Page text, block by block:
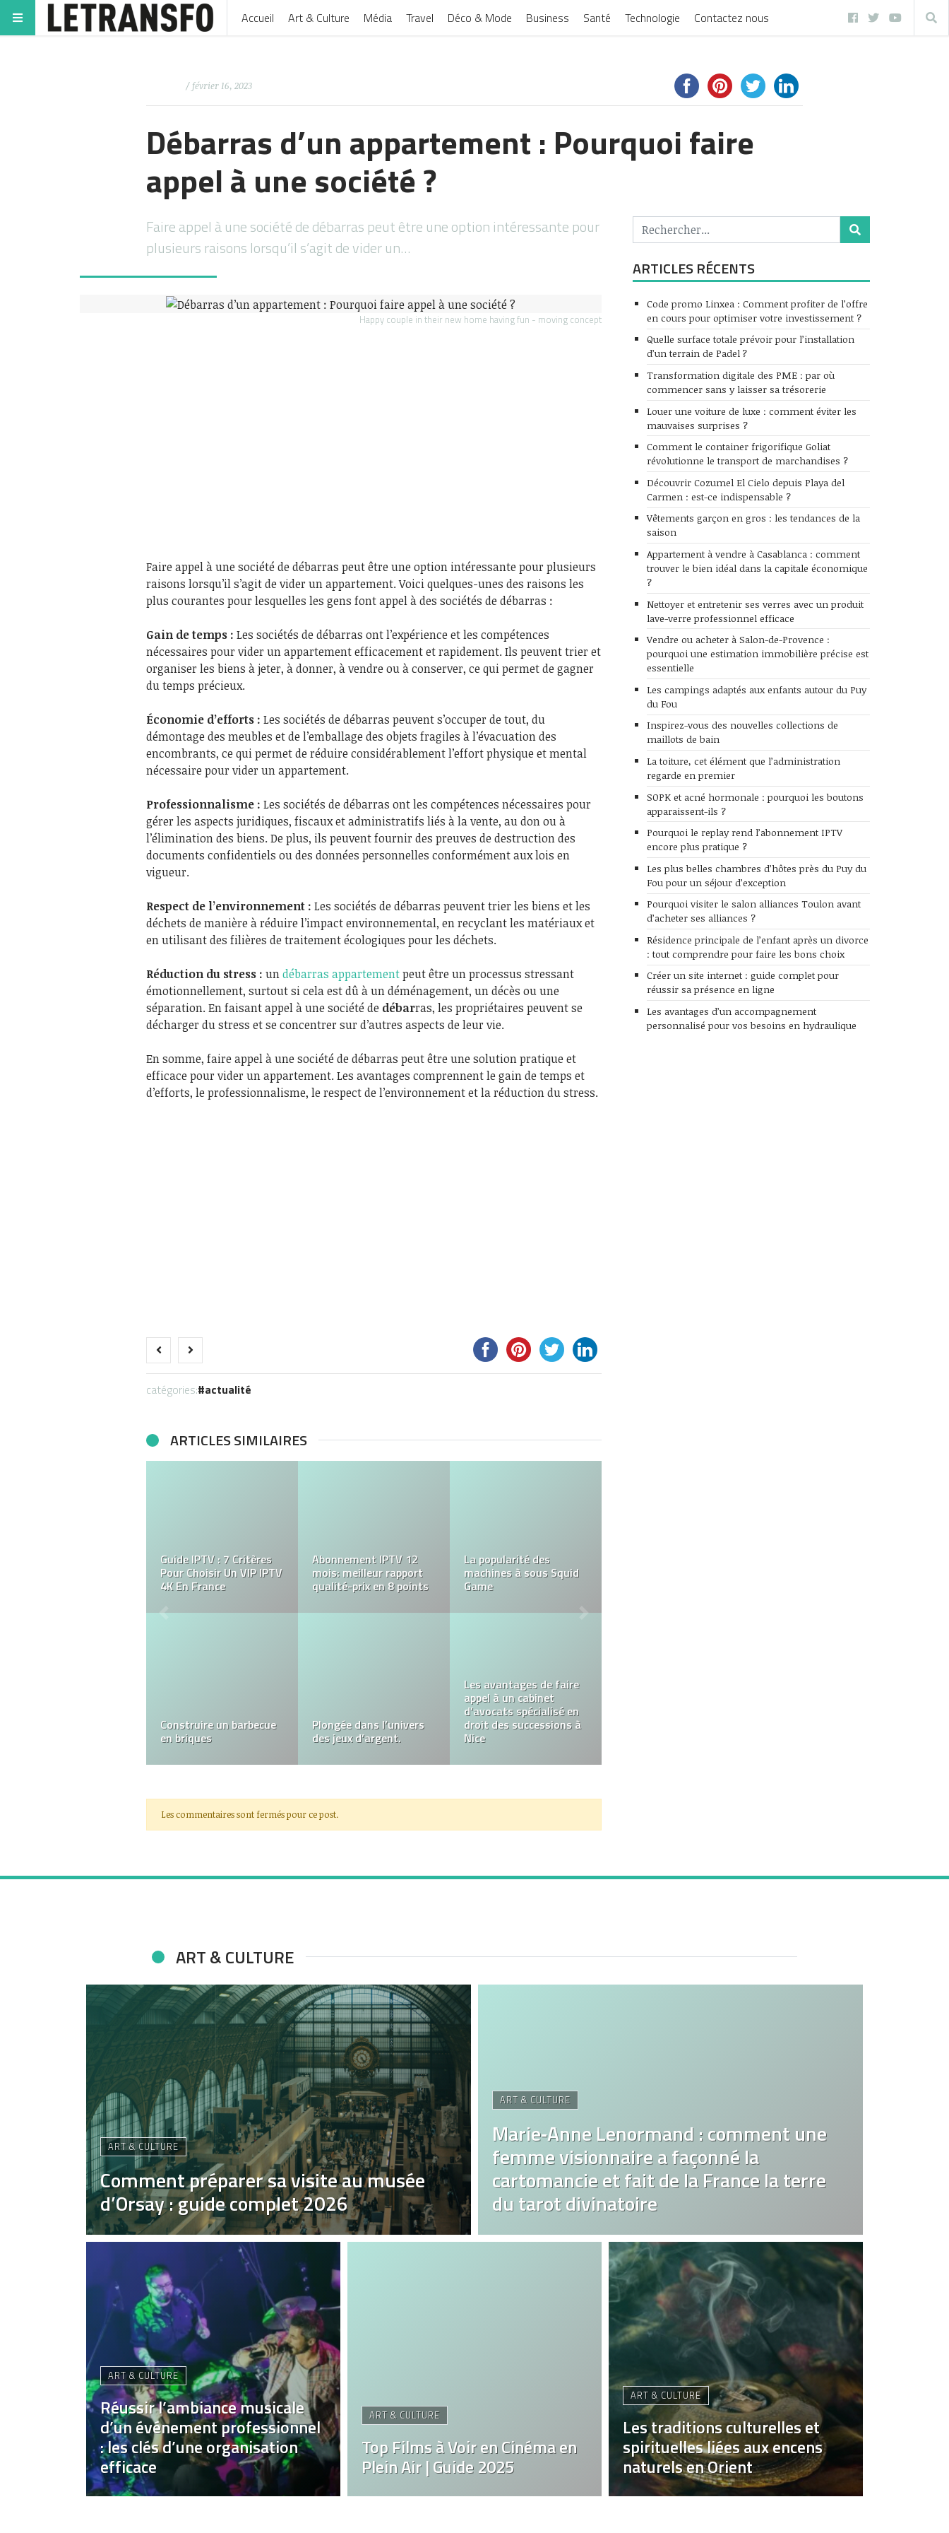
Accueil Art & Culture Média Travel Déco & Mode Business Santé Technologie Contactez nous
/ février 16, 2023
Débarras d’un appartement : Pourquoi faire
appel à une société ?
Faire appel à une société de débarras peut être une option intéressante pour
plusieurs raisons lorsqu’il s’agit de vider un…
Happy couple in their new home having fun - moving concept
Faire appel à une société de débarras peut être une option intéressante pour plusieurs
raisons lorsqu’il s’agit de vider un appartement. Voici quelques-unes des raisons les
plus courantes pour lesquelles les gens font appel à des sociétés de débarras :
Gain de temps : Les sociétés de débarras ont l’expérience et les compétences
nécessaires pour vider un appartement efficacement et rapidement. Ils peuvent trier et
organiser les biens à jeter, à donner, à vendre ou à conserver, ce qui permet de gagner
du temps précieux.
Économie d’efforts : Les sociétés de débarras peuvent s’occuper de tout, du
démontage des meubles et de l’emballage des objets fragiles à l’évacuation des
encombrants, ce qui permet de réduire considérablement l’effort physique et mental
nécessaire pour vider un appartement.
Professionnalisme : Les sociétés de débarras ont les compétences nécessaires pour
gérer les aspects juridiques, fiscaux et administratifs liés à la vente, au don ou à
l’élimination des biens. De plus, ils peuvent fournir des preuves de destruction des
documents confidentiels ou des données personnelles conformément aux lois en
vigueur.
Respect de l’environnement : Les sociétés de débarras peuvent trier les biens et les
déchets de manière à réduire l’impact environnemental, en recyclant les matériaux et
en utilisant des filières de traitement écologiques pour les déchets.
Réduction du stress : undébarras appartementpeut être un processus stressant
émotionnellement, surtout si cela est dû à un déménagement, un décès ou une
séparation. En faisant appel à une société de débarras, les propriétaires peuvent se
décharger du stress et se concentrer sur d’autres aspects de leur vie.
En somme, faire appel à une société de débarras peut être une solution pratique et
efficace pour vider un appartement. Les avantages comprennent le gain de temps et
d’efforts, le professionnalisme, le respect de l’environnement et la réduction du stress.
catégories: actualité
ARTICLES SIMILAIRES
Combien coûte la séance
d’hypnose régressive
spirituelle ?
Comment vous
préparez-vous à votre
entretien d’embauche ?
fortes au Skypark
Normandie du Viaduc de
la Souleuvre
la Route Rapidement et
à Moindre Coût
Comment fonctionne la
vérification d’identité ?
4 questions
fréquemment posées
sur les clés de produit et
l’activation de Windows
10
Les commentaires sont fermés pour ce post.
ARTICLES RÉCENTS
Code promo Linxea : Comment profiter de l’offre
en cours pour optimiser votre investissement ?
Quelle surface totale prévoir pour l’installation
d’un terrain de Padel ?
Transformation digitale des PME : par où
commencer sans y laisser sa trésorerie
Louer une voiture de luxe : comment éviter les
mauvaises surprises ?
Comment le container frigorifique Goliat
révolutionne le transport de marchandises ?
Découvrir Cozumel El Cielo depuis Playa del
Carmen : est-ce indispensable ?
Vêtements garçon en gros : les tendances de la
saison
Appartement à vendre à Casablanca : comment
trouver le bien idéal dans la capitale économique
?
Nettoyer et entretenir ses verres avec un produit
lave-verre professionnel efficace
Vendre ou acheter à Salon-de-Provence :
pourquoi une estimation immobilière précise est
essentielle
Les campings adaptés aux enfants autour du Puy
du Fou
Inspirez-vous des nouvelles collections de
maillots de bain
La toiture, cet élément que l’administration
regarde en premier
SOPK et acné hormonale : pourquoi les boutons
apparaissent-ils ?
Pourquoi le replay rend l’abonnement IPTV
encore plus pratique ?
Les plus belles chambres d’hôtes près du Puy du
Fou pour un séjour d’exception
Pourquoi visiter le salon alliances Toulon avant
d’acheter ses alliances ?
Résidence principale de l’enfant après un divorce
: tout comprendre pour faire les bons choix
Créer un site internet : guide complet pour
réussir sa présence en ligne
Les avantages d’un accompagnement
personnalisé pour vos besoins en hydraulique
ART & CULTURE
ART & CULTURE
Comment préparer sa visite au musée
d’Orsay : guide complet 2026
ART & CULTURE
Marie‑Anne Lenormand : comment une
femme visionnaire a façonné la
cartomancie et fait de la France la terre
du tarot divinatoire
ART & CULTURE
Réussir l’ambiance musicale
d’un événement professionnel
: les clés d’une organisation
efficace
ART & CULTURE
Top Films à Voir en Cinéma en
Plein Air | Guide 2025
ART & CULTURE
Les traditions culturelles et
spirituelles liées aux encens
naturels en Orient